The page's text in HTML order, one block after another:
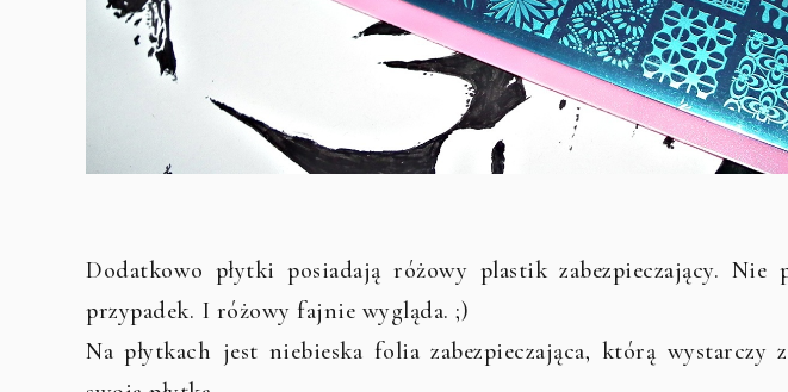
Dodatkowo płytki posiadają różowy plastik zabezpieczający. Nie
przypadek. I różowy fajnie wygląda. ;)
Na płytkach jest niebieska folia zabezpieczająca, którą wystarczy